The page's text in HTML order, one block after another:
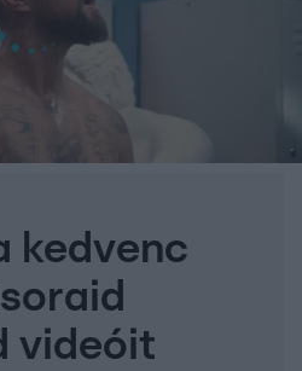
kedvenc
videóit